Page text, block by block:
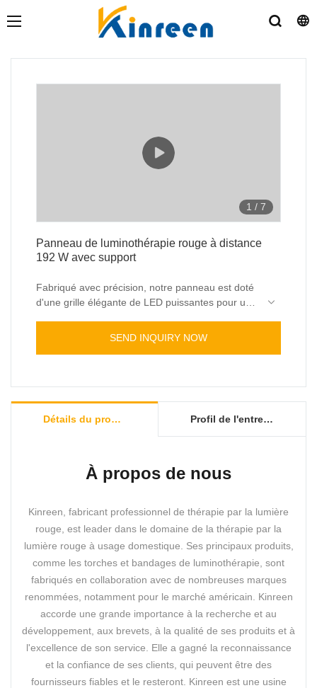
1 / 7
Panneau de luminothérapie rouge à distance
192 W avec support
Fabriqué avec précision, notre panneau est doté
d'une grille élégante de LED puissantes pour une
thérapeutiques profonds.
son design moderne s'intègre parfaitement dans
SEND INQUIRY NOW
Détails du produit Profil de l'entreprise
À propos de nous
Kinreen, fabricant professionnel de thérapie par la lumière
rouge, est leader dans le domaine de la thérapie par la
lumière rouge à usage domestique. Ses principaux produits,
comme les torches et bandages de luminothérapie, sont
fabriqués en collaboration avec de nombreuses marques
renommées, notamment pour le marché américain. Kinreen
accorde une grande importance à la recherche et au
développement, aux brevets, à la qualité de ses produits et à
l'excellence de son service. Elle a gagné la reconnaissance
et la confiance de ses clients, qui peuvent être des
fournisseurs fiables et le resteront. Kinreen est une usine